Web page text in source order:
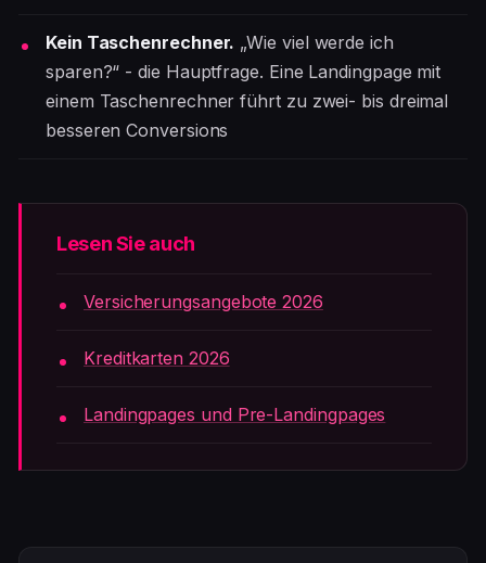
Kein Taschenrechner. „Wie viel werde ich
sparen?“ - die Hauptfrage. Eine Landingpage mit
einem Taschenrechner führt zu zwei- bis dreimal
besseren Conversions
Lesen Sie auch
Versicherungsangebote 2026
Kreditkarten 2026
Landingpages und Pre-Landingpages